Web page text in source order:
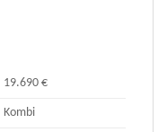
19.690 €
Kombi